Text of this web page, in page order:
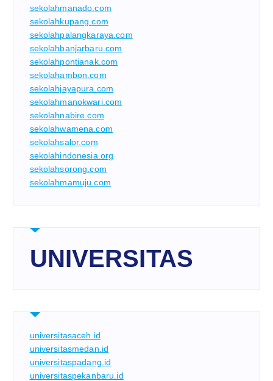
sekolahmanado.com
sekolahkupang.com
sekolahpalangkaraya.com
sekolahbanjarbaru.com
sekolahpontianak.com
sekolahambon.com
sekolahjayapura.com
sekolahmanokwari.com
sekolahnabire.com
sekolahwamena.com
sekolahsalor.com
sekolahindonesia.org
sekolahsorong.com
sekolahmamuju.com
UNIVERSITAS
universitasaceh.id
universitasmedan.id
universitaspadang.id
universitaspekanbaru.id